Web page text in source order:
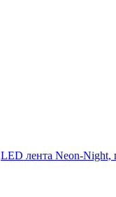
LED лента Neon-Night,